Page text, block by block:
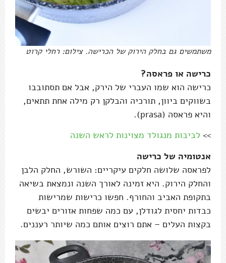
משתמשים גם בחלק הירוק של הכרישה. צילום: רחלי קרוט
כרישה או פראסה?
כרישה הוא שמו העברי של הירק, אבל אם תסתובבו
בשווקים ביוון, תורכיה והבלקן רק מילה אחת תתאים,
והיא פראסה (prasa).
>> לביבות מנגולד מצוינות לראש השנה
אנטומיה של כרישה
לפראסה שלושה חלקים עיקריים: השורש, החלק הלבן
והחלק הירוק. היא זמינה לאורך השנה ונמצאת בשיאה
בתקופת האביב והחורף. חפשו כרישות שמרישות
כבדות יחסית לגודלן, עם כמה שפחות אזורים יבשים
בקצות העלים – אתם רוצים אותם כמה שיותר רעננים.